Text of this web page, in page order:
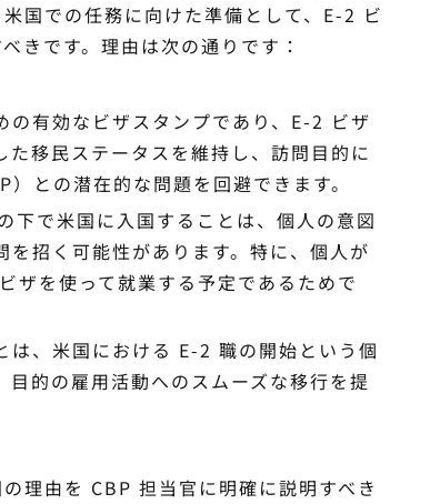
国での任務に向けた準備として、E-2 ビ
きです。理由は次の通りです：
有効なビザスタンプであり、E-2 ビザ
移民ステータスを維持し、訪問目的に
との潜在的な問題を回避できます。
下で米国に入国することは、個人の意図
招く可能性があります。特に、個人が
ザを使って就業する予定であるためで
、米国における E-2 職の開始という個
的の雇用活動へのスムーズな移行を提
理由を CBP 担当官に明確に説明すべき